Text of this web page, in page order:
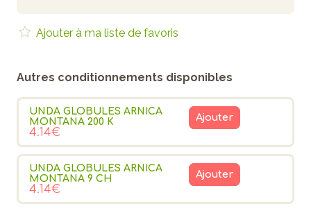
Ajouter à ma liste de favoris
Autres conditionnements disponibles
UNDA GLOBULES ARNICA
MONTANA 200 K
4.14€
Ajouter
UNDA GLOBULES ARNICA
MONTANA 9 CH
4.14€
Ajouter